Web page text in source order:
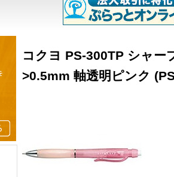
コクヨ PS-300TP シャ
>0.5mm 軸透明ピンク